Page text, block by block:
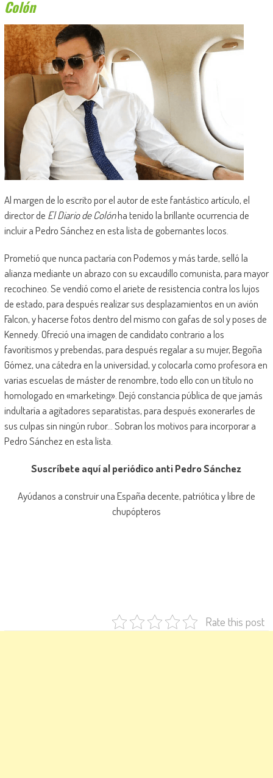
Colón
Al margen de lo escrito por el autor de este fantástico artículo, el
director de El Diario de Colónha tenido la brillante ocurrencia de
incluir a Pedro Sánchez en esta lista de gobernantes locos.
Prometió que nunca pactaría con Podemos y más tarde, selló la
alianza mediante un abrazo con su excaudillo comunista, para mayor
recochineo. Se vendió como el ariete de resistencia contra los lujos
de estado, para después realizar sus desplazamientos en un avión
Falcon, y hacerse fotos dentro del mismo con gafas de sol y poses de
Kennedy. Ofreció una imagen de candidato contrario a los
favoritismos y prebendas, para después regalar a su mujer, Begoña
Gómez, una cátedra en la universidad, y colocarla como profesora en
varias escuelas de máster de renombre, todo ello con un título no
homologado en «marketing». Dejó constancia pública de que jamás
indultaría a agitadores separatistas, para después exonerarles de
sus culpas sin ningún rubor… Sobran los motivos para incorporar a
Pedro Sánchez en esta lista.
Suscríbete aquí al periódico anti Pedro Sánchez
Ayúdanos a construir una España decente, patriótica y libre de
chupópteros
Rate this post